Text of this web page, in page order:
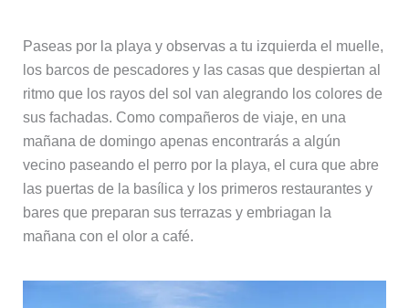
Paseas por la playa y observas a tu izquierda el muelle,
los barcos de pescadores y las casas que despiertan al
ritmo que los rayos del sol van alegrando los colores de
sus fachadas. Como compañeros de viaje, en una
mañana de domingo apenas encontrarás a algún
vecino paseando el perro por la playa, el cura que abre
las puertas de la basílica y los primeros restaurantes y
bares que preparan sus terrazas y embriagan la
mañana con el olor a café.